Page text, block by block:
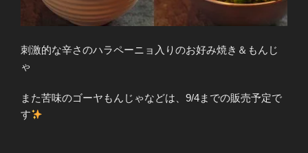
刺激的な辛さのハラペーニョ入りのお好み焼き＆もんじ
ゃ
また苦味のゴーヤもんじゃなどは、9/4までの販売予定で
す